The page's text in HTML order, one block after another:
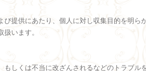
び提供にあたり、個人に対し収集目的を明ら
います。
もしくは不当に改ざんされるなどのトラブル